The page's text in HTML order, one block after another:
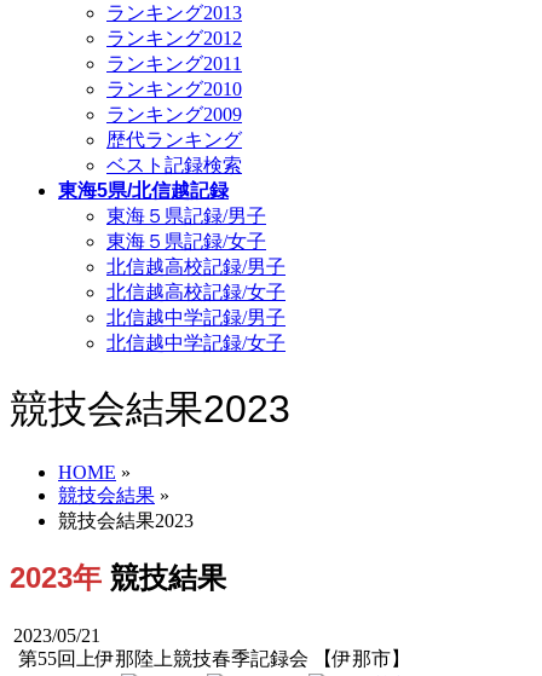
ランキング2013
ランキング2012
ランキング2011
ランキング2010
ランキング2009
歴代ランキング
ベスト記録検索
東海5県/北信越記録
東海５県記録/男子
東海５県記録/女子
北信越高校記録/男子
北信越高校記録/女子
北信越中学記録/男子
北信越中学記録/女子
競技会結果2023
HOME »
競技会結果 »
競技会結果2023
2023年 競技結果
2023/05/21
第55回上伊那陸上競技春季記録会 【伊那市】